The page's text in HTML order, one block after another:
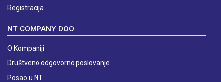
Registracija
NT COMPANY DOO
O Kompaniji
Društveno odgovorno poslovanje
Posao u NT